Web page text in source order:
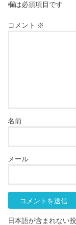
欄は必須項目です
コメント ※
名前
メール
日本語が含まれない